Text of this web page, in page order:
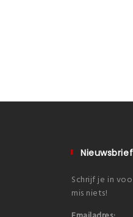
Nieuwsbrief
Schrijf je in
mis niets!